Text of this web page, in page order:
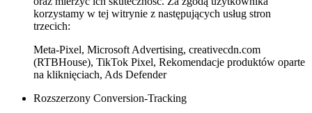
korzystamy w tej witrynie z następujących usług stron
trzecich:
Meta-Pixel, Microsoft Advertising, creativecdn.com
(RTBHouse), TikTok Pixel, Rekomendacje produktów oparte
na kliknięciach, Ads Defender
Rozszerzony Conversion-Tracking